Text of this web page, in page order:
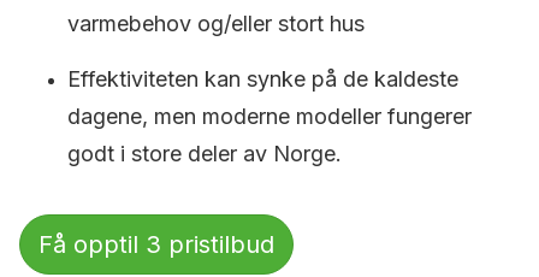
varmebehov og/eller stort hus
Effektiviteten kan synke på de kaldeste
dagene, men moderne modeller fungerer
godt i store deler av Norge.
Få opptil 3 pristilbud